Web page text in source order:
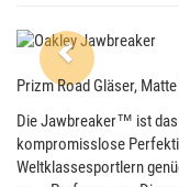
Previous
Prizm Road Gläser,
Die Jawbreaker™ ist
kompromisslose
Weltklassesportlern